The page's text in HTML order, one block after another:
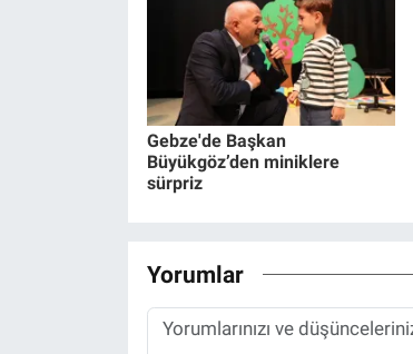
Gebze'de Başkan
Büyükgöz’den miniklere
sürpriz
Yorumlar